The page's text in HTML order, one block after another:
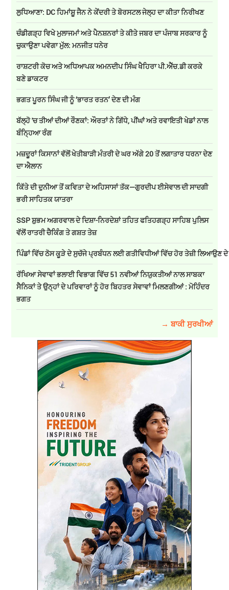
ਲੁਧਿਆਣਾ: DC ਹਿਮਾਂਸ਼ੂ ਜੈਨ ਨੇ ਕੇਂਦਰੀ ਤੇ ਬੋਰਸਟਲ ਜੇਲ੍ਹ ਦਾ ਕੀਤਾ ਨਿਰੀਖਣ
ਚੰਡੀਗੜ੍ਹ ਵਿਖੇ ਮੁਲਾਜਮਾਂ ਅਤੇ ਪੈਨਸ਼ਨਰਾਂ ਤੇ ਕੀਤੇ ਜਬਰ ਦਾ ਪੰਜਾਬ ਸਰਕਾਰ ਨੂੰ
ਚੁਕਾਉਣਾ ਪਵੇਗਾ ਮੁੱਲ: ਮਨਜੀਤ ਧਨੇਰ
ਰਾਸ਼ਟਰੀ ਕੋਚ ਅਤੇ ਅਧਿਆਪਕ ਅਮਨਦੀਪ ਸਿੰਘ ਖੈਹਿਰਾ ਪੀ.ਐੱਚ.ਡੀ ਕਰਕੇ
ਬਣੇ ਡਾਕਟਰ
ਭਗਤ ਪੂਰਨ ਸਿੰਘ ਜੀ ਨੂੰ ‘ਭਾਰਤ ਰਤਨ’ ਦੇਣ ਦੀ ਮੰਗ
ਬੱਲ੍ਹੋ 'ਚ ਤੀਆਂ ਦੀਆਂ ਰੌਣਕਾਂ: ਔਰਤਾਂ ਨੇ ਗਿੱਧੇ, ਪੀਂਘਾਂ ਅਤੇ ਰਵਾਇਤੀ ਖੇਡਾਂ ਨਾਲ
ਬੰਨ੍ਹਿਆ ਰੰਗ
ਮਜ਼ਦੂਰਾਂ ਕਿਸਾਨਾਂ ਵੱਲੋਂ ਖੇਤੀਬਾੜੀ ਮੰਤਰੀ ਦੇ ਘਰ ਅੱਗੇ 20 ਤੋਂ ਲਗਾਤਾਰ ਧਰਨਾ ਦੇਣ
ਦਾ ਐਲਾਨ
ਕਿੱਤੇ ਦੀ ਦੁਨੀਆ ਤੋਂ ਕਵਿਤਾ ਦੇ ਅਹਿਸਾਸਾਂ ਤੱਕ—ਗੁਰਦੀਪ ਈਸੇਵਾਲ ਦੀ ਸਾਦਗੀ
ਭਰੀ ਸਾਹਿਤਕ ਯਾਤਰਾ
SSP ਸ਼ੁਭਮ ਅਗਰਵਾਲ ਦੇ ਦਿਸ਼ਾ-ਨਿਰਦੇਸ਼ਾਂ ਤਹਿਤ ਫਤਿਹਗੜ੍ਹ ਸਾਹਿਬ ਪੁਲਿਸ
ਵੱਲੋਂ ਰਾਤਰੀ ਚੈਕਿੰਗ ਤੇ ਗਸ਼ਤ ਤੇਜ਼
ਪਿੰਡਾਂ ਵਿੱਚ ਠੋਸ ਕੂੜੇ ਦੇ ਸੁਚੱਜੇ ਪ੍ਰਬੰਧਨ ਲਈ ਗਤੀਵਿਧੀਆਂ ਵਿੱਚ ਹੋਰ ਤੇਜ਼ੀ ਲਿਆਉਣ
ਰੱਖਿਆ ਸੇਵਾਵਾਂ ਭਲਾਈ ਵਿਭਾਗ ਵਿੱਚ 51 ਨਵੀਆਂ ਨਿਯੁਕਤੀਆਂ ਨਾਲ ਸਾਬਕਾ
ਸੈਨਿਕਾਂ ਤੇ ਉਨ੍ਹਾਂ ਦੇ ਪਰਿਵਾਰਾਂ ਨੂੰ ਹੋਰ ਬਿਹਤਰ ਸੇਵਾਵਾਂ ਮਿਲਣਗੀਆਂ : ਮੋਹਿੰਦਰ
ਭਗਤ
→ ਬਾਕੀ ਸੁਰਖੀਆਂ